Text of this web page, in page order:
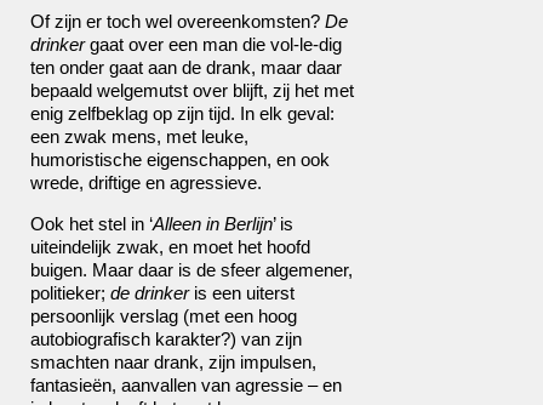
Of zijn er toch wel overeenkomsten? De
drinkergaat over een man die vol-le-dig
ten onder gaat aan de drank, maar daar
bepaald welgemutst over blijft, zij het met
enig zelfbeklag op zijn tijd. In elk geval:
een zwak mens, met leuke,
humoristische eigenschappen, en ook
wrede, driftige en agressieve.
Ook het stel in ‘Alleen in Berlijn’ is
uiteindelijk zwak, en moet het hoofd
buigen. Maar daar is de sfeer algemener,
politieker; de drinkeris een uiterst
persoonlijk verslag (met een hoog
autobiografisch karakter?) van zijn
smachten naar drank, zijn impulsen,
fantasieën, aanvallen van agressie – en